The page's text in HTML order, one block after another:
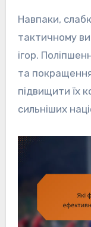
Навпаки,
тактичному
ігор.
та
підвищити їх
сильніших